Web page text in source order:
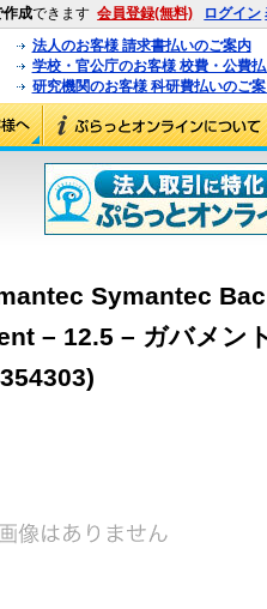
作成できます 会員登録(無料) ログイン
法人のお客様 請求書払いのご案内
学校・官公庁のお客様 校費・公費
研究機関のお客様 科研費払いのご
Symantec
– 12.5 – ガバメン